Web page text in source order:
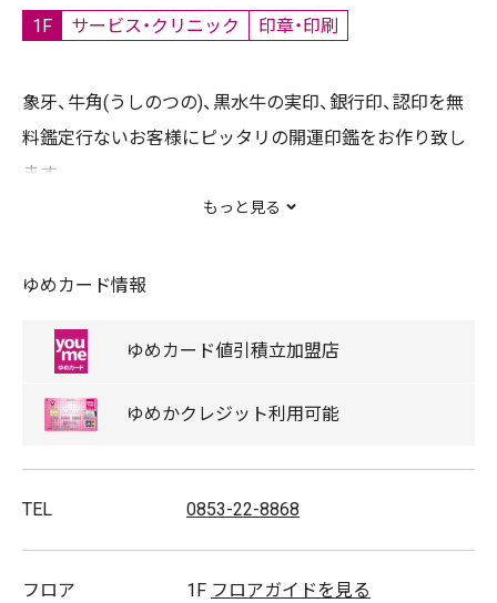
1F サービス・クリニック 印章・印刷
象牙、牛角(うしのつの)、黒水牛の実印、銀行印、認印を無
料鑑定行ないお客様にピッタリの開運印鑑をお作り致し
ます。
又、お買物の間にできあがるカラフルなおしゃれはんこ
その他ゴム印、シャチハタネームペン、表札、念珠、かおり
取扱商品
線香/念珠/文具/印刷/印章/シャチハタ製品/印鑑/表札/タ
ニエバ製品/ゴム印/サンビー製品/のし袋
もっと見る
ゆめカード情報
ゆめカード値引積立加盟店
ゆめかクレジット利用可能
TEL 0853-22-8868
フロア 1F フロアガイドを見る